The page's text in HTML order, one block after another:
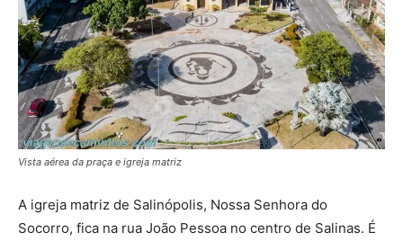
Vista aérea da praça e igreja matriz
A igreja matriz de Salinópolis, Nossa Senhora do
Socorro, fica na rua João Pessoa no centro de Salinas. É